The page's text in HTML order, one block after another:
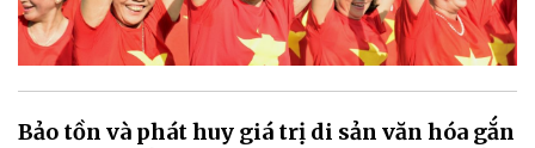
Bảo tồn và phát huy giá trị di sản văn hóa gắn